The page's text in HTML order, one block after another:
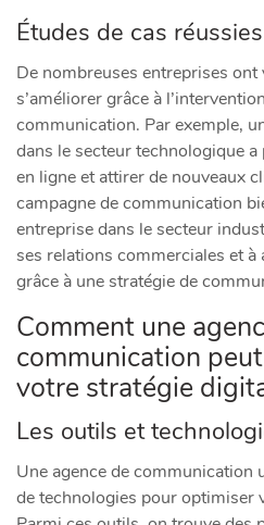
Études de cas réussies
De nombreuses entreprises
s’améliorer grâce à
communication. Par exemple,
dans le secteur technologique
en ligne et attirer de nouveaux
campagne de communication
entreprise dans le secteur
ses relations commerciales et à
grâce à une stratégie de
Comment une
communication
votre stratégie
Les outils et
Une agence de communication
de technologies pour optimiser